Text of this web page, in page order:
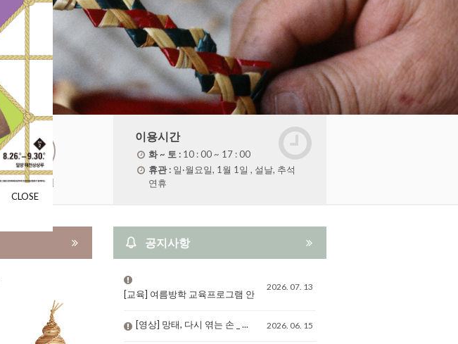
오시는길
이용시간
화 ~ 토 : 10 : 00 ~ 17 : 00
휴관 : 일·월요일, 1월 1일 , 설날, 추석
연휴
공지사항
[교육] 여름방학 교육프로그램 안
2026. 07. 13
[영상] 망태, 다시 엮는 손 _ ... 2026. 06. 15
CLOSE